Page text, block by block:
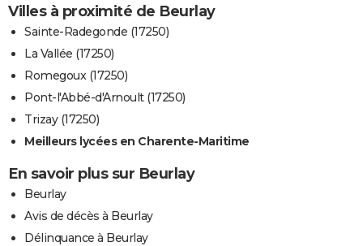
Villes à proximité de Beurlay
Sainte-Radegonde (17250)
La Vallée (17250)
Romegoux (17250)
Pont-l'Abbé-d'Arnoult (17250)
Trizay (17250)
Meilleurs lycées en Charente-Maritime
En savoir plus sur Beurlay
Beurlay
Avis de décès à Beurlay
Délinquance à Beurlay